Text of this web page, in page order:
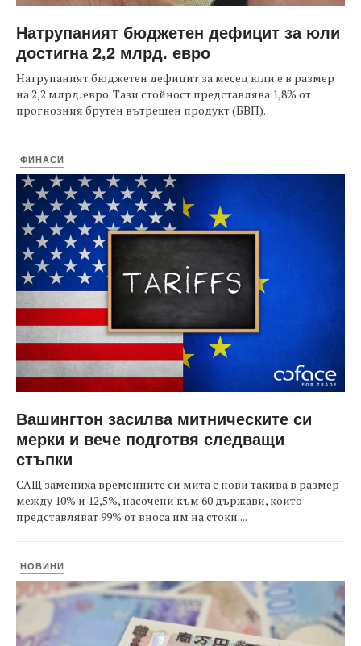
Натрупаният бюджетен дефицит за юли
достигна 2,2 млрд. евро
Натрупаният бюджетен дефицит за месец юли е в размер
на 2,2 млрд. евро. Тази стойност представлява 1,8% от
прогнозния брутен вътрешен продукт (БВП).
ФИНАСИ
Вашингтон засилва митническите си
мерки и вече подготвя следващи
стъпки
САЩ замениха временните си мита с нови такива в размер
между 10% и 12,5%, насочени към 60 държави, които
представляват 99% от вноса им на стоки....
НОВИНИ